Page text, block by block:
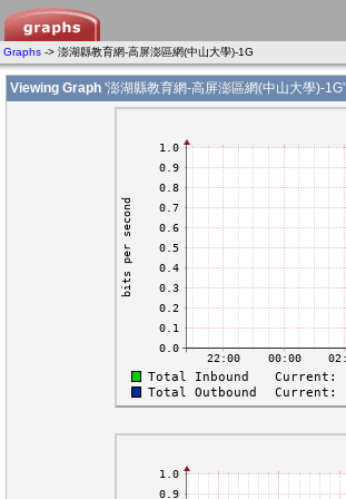
Graphs -> 澎湖縣教育網-高屏澎區網(中山大學)-1G
Viewing Graph '澎湖縣教育網-高屏澎區網(中山大學)-1G'